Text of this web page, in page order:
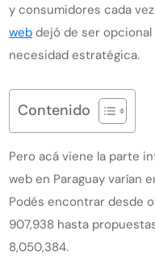
y consumidores cada
web dejó de ser
necesidad estratégica.
Contenido
Pero acá viene la parte
web en Paraguay varían
Podés encontrar desde
907,938 hasta
8,050,384.